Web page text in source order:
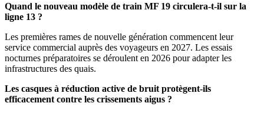
Quand le nouveau modèle de train MF 19 circulera-t-il sur la
ligne 13 ?
Les premières rames de nouvelle génération commencent leur
service commercial auprès des voyageurs en 2027. Les essais
nocturnes préparatoires se déroulent en 2026 pour adapter les
infrastructures des quais.
Les casques à réduction active de bruit protègent-ils
efficacement contre les crissements aigus ?